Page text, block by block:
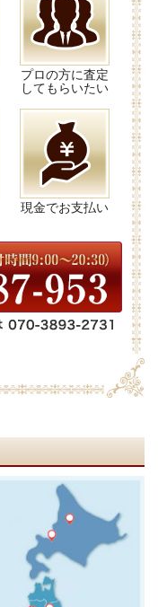
プロの方に査定
してもらいたい
現金でお支払い